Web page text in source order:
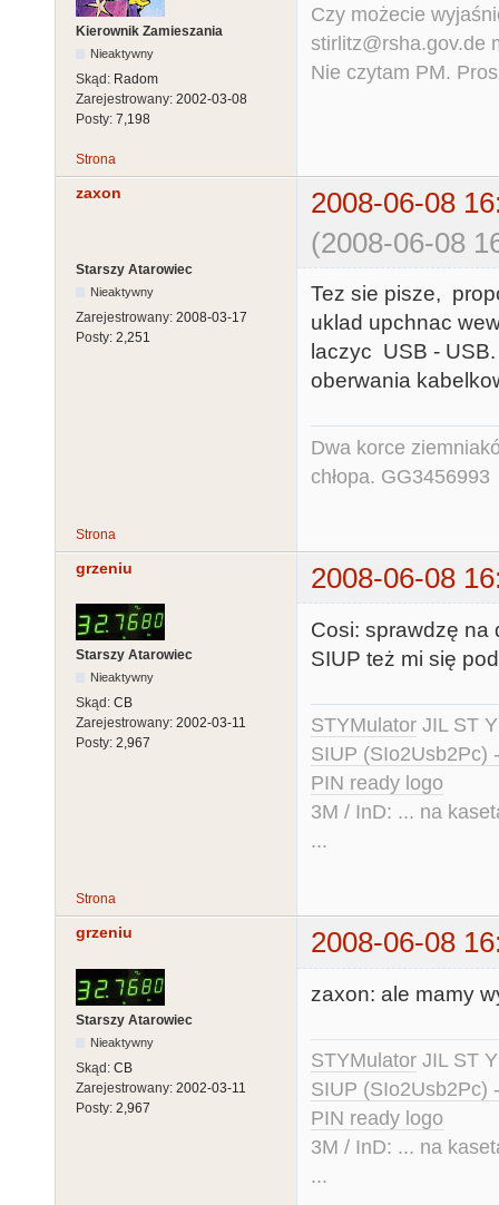
Kierownik Zamieszania
Nieaktywny
Skąd: Radom
Zarejestrowany: 2002-03-08
Posty: 7,198
Czy możecie
stirlitz@rsha.gov.de
Nie czytam PM.
Strona
zaxon
2008-06-08
(2008-06-08
Starszy Atarowiec
Nieaktywny
Zarejestrowany: 2008-03-17
Posty: 2,251
Tez sie pisze,
uklad upchnac
laczyc USB -
oberwania
Dwa korce
chłopa. GG3456993
Strona
grzeniu 2008-06-08
Starszy Atarowiec
Nieaktywny
Skąd: CB
Zarejestrowany: 2002-03-11
Posty: 2,967
Cosi: sprawdzę na
SIUP też mi się
STYMulator JIL ST
SIUP (SIo2Usb2Pc)
PIN ready logo
3M / InD: ... na
...
Strona
grzeniu 2008-06-08
Starszy Atarowiec
Nieaktywny
Skąd: CB
Zarejestrowany: 2002-03-11
Posty: 2,967
zaxon: ale mamy
STYMulator JIL ST
SIUP (SIo2Usb2Pc)
PIN ready logo
3M / InD: ... na
...